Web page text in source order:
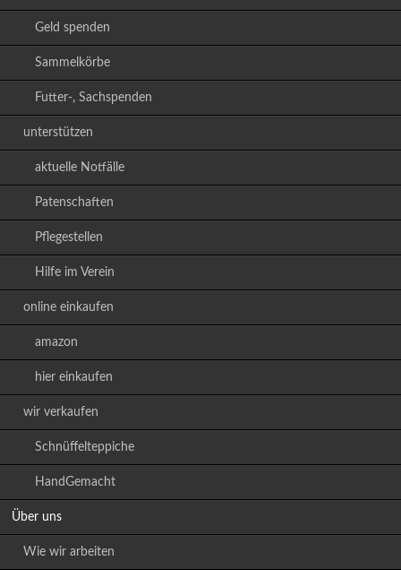
Geld spenden
Sammelkörbe
Futter-, Sachspenden
unterstützen
aktuelle Notfälle
Patenschaften
Pflegestellen
Hilfe im Verein
online einkaufen
amazon
hier einkaufen
wir verkaufen
Schnüffelteppiche
HandGemacht
Über uns
Wie wir arbeiten